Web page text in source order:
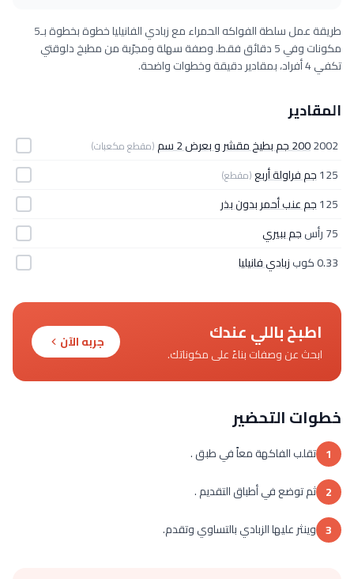
طريقة عمل سلطة الفواكه الحمراء مع زبادي الفانيليا خطوة بخطوة بـ5
مكونات وفي 5 دقائق فقط. وصفة سهلة ومجرّبة من مطبخ دلوقتي
تكفي 4 أفراد، بمقادير دقيقة وخطوات واضحة.
المقادير
2002200 جم بطيخ مقشر و بعرض 2 سم (مقطع مكعبات)
125جم فراولة أربع(مقطع)
125جم عنب أحمر بدون بذر
75 رأس
جم ببيري
0.33 كوب
زبادي فانيليا
اطبخ باللي عندك
ابحث عن وصفات بناءً على مكوناتك.
جربه الآن
خطوات التحضير
1 تقلب الفاكهة معاً في طبق .
2 ثم توضع في أطباق التقديم .
3 وينثر عليها الزبادي بالتساوي وتقدم.